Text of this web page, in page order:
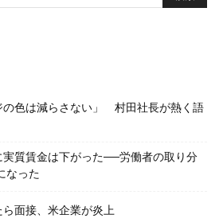
の色は減らさない」 村田社長が熱く語
質賃金は下がった──労働者の取り分
なった
面接、米企業が炎上